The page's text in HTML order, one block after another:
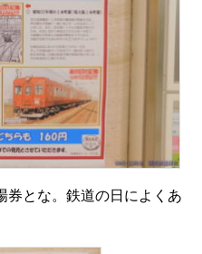
券とな。鉄道の日によくあ